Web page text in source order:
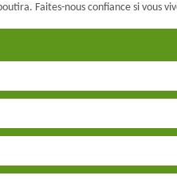
Faites-nous confiance si vous